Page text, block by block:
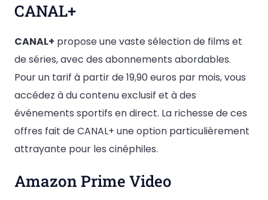
CANAL+
CANAL+ propose une vaste sélection de films et
de séries, avec des abonnements abordables.
Pour un tarif à partir de 19,90 euros par mois, vous
accédez à du contenu exclusif et à des
événements sportifs en direct. La richesse de ces
offres fait de CANAL+ une option particulièrement
attrayante pour les cinéphiles.
Amazon Prime Video